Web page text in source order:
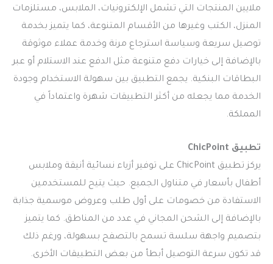
ملايين المنتجات التي تشمل الإلكترونيات، الملابس، مستلزمات
المنزل، الكتب وغيرها من الأقسام المتنوعة، كما يتميز بخدمة
توصيل سريعة وسياسة استرجاع مرنة وخدمة عملاء موثوقة
بالإضافة إلى خيارات دفع متنوعة مثل الدفع عند الاستلام أو عبر
البطاقات البنكية. يجمع التطبيق بين سهولة الاستخدام وجودة
الخدمة مما يجعله من أكثر التطبيقات شهرة واعتماداً في
المملكة.
تطبيق ChicPoint
يركز تطبيق ChicPoint على توفير أزياء نسائية أنيقة وملابس
أطفال بأسعار في متناول الجميع. حيث يتيح للمستخدمين
الاستفادة من خصومات على أول طلب وعروض موسمية جذابة
بالإضافة إلى الشحن المجاني في عدد من المناطق. كما يتميز
بتصميم واجهة سلسة تسمح بالتصفح بسهولة، ورغم ذلك
قد تكون سرعة التوصيل أبطأ من بعض التطبيقات الأخرى.